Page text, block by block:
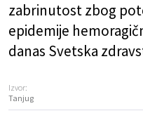
zabrinutost zbog
epidemije
danas Svetska
Izvor:
Tanjug